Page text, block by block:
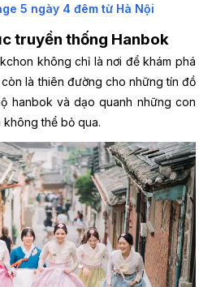
5 ngày 4 đêm từ Hà Nội
truyền thống Hanbok
không chỉ là nơi để khám phá
là thiên đường cho những tín đồ
hanbok và dạo quanh những con
không thể bỏ qua.